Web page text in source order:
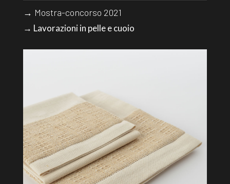
→ Mostra-concorso 2021
→ Lavorazioni in pelle e cuoio